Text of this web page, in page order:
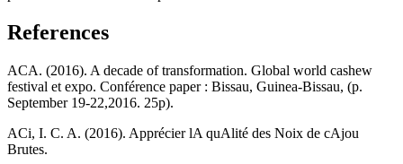
References
ACA. (2016). A decade of transformation. Global world cashew
festival et expo. Conférence paper : Bissau, Guinea-Bissau, (p.
September 19-22,2016. 25p).
ACi, I. C. A. (2016). Apprécier lA quAlité des Noix de cAjou
Brutes.